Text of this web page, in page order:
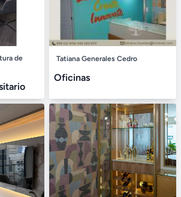
de
Tatiana Generales Cedro
Oficinas